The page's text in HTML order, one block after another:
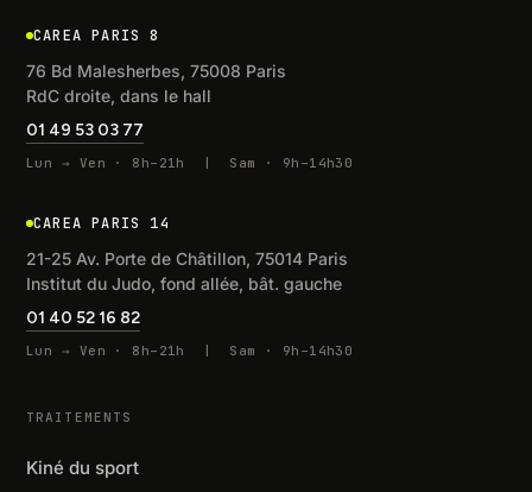
CAREA PARIS 8
76 Bd Malesherbes, 75008 Paris
RdC droite, dans le hall
01 49 53 03 77
Lun → Ven · 8h–21h | Sam · 9h–14h30
CAREA PARIS 14
21-25 Av. Porte de Châtillon, 75014 Paris
Institut du Judo, fond allée, bât. gauche
01 40 52 16 82
Lun → Ven · 8h–21h | Sam · 9h–14h30
TRAITEMENTS
Kiné du sport